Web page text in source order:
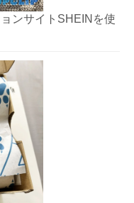
ンサイトSHEINを使